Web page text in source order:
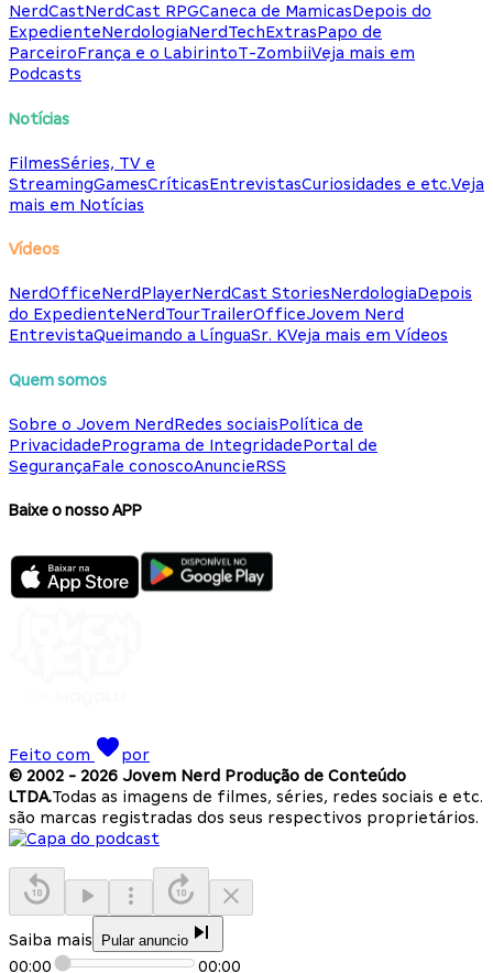
NerdCastNerdCast RPGCaneca de MamicasDepois do
ExpedienteNerdologiaNerdTechExtrasPapo de
ParceiroFrança e o LabirintoT-ZombiiVeja mais em
Podcasts
Notícias
FilmesSéries, TV e
StreamingGamesCríticasEntrevistasCuriosidades e etc.Veja
mais em Notícias
Vídeos
NerdOfficeNerdPlayerNerdCast StoriesNerdologiaDepois
do ExpedienteNerdTourTrailerOfficeJovem Nerd
EntrevistaQueimando a LínguaSr. KVeja mais em Vídeos
Quem somos
Sobre o Jovem NerdRedes sociaisPolítica de
PrivacidadePrograma de IntegridadePortal de
SegurançaFale conoscoAnuncieRSS
Baixe o nosso APP
Feito com
por
© 2002 - 2026 Jovem Nerd Produção de Conteúdo
LTDA.Todas as imagens de filmes, séries, redes sociais e etc.
são marcas registradas dos seus respectivos proprietários.
Saiba mais Pular anuncio
00:00 00:00